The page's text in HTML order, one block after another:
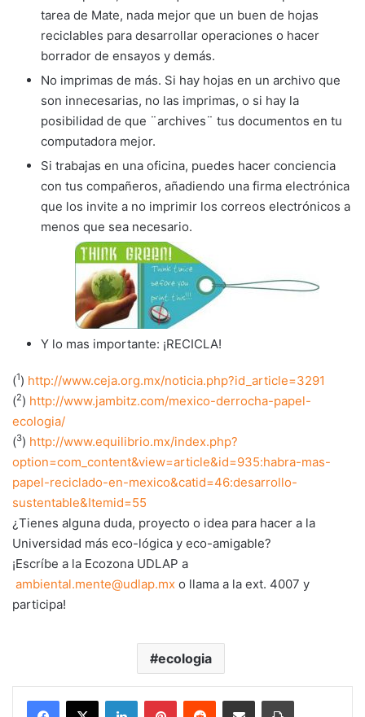
tarea de Mate, nada mejor que un buen de hojas
reciclables para desarrollar operaciones o hacer
borrador de ensayos y demás.
No imprimas de más. Si hay hojas en un archivo que
son innecesarias, no las imprimas, o si hay la
posibilidad de que ¨archives¨ tus documentos en tu
computadora mejor.
Si trabajas en una oficina, puedes hacer conciencia
con tus compañeros, añadiendo una firma electrónica
que los invite a no imprimir los correos electrónicos a
menos que sea necesario.
Y lo mas importante: ¡RECICLA!
(1) http://www.ceja.org.mx/noticia.php?id_article=3291
(2) http://www.jambitz.com/mexico-derrocha-papel-
ecologia/
(3) http://www.equilibrio.mx/index.php?
option=com_content&view=article&id=935:habra-mas-
papel-reciclado-en-mexico&catid=46:desarrollo-
sustentable&Itemid=55
¿Tienes alguna duda, proyecto o idea para hacer a la
Universidad más eco-lógica y eco-amigable?
¡Escríbe a la Ecozona UDLAP a
ambiental.mente@udlap.mx o llama a la ext. 4007 y
participa!
ecologia
LinkedInPinterestReddit Share via Email Print